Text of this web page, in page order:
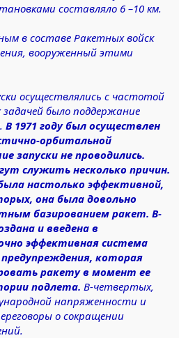
составляло 6 –10 км.
в составе Ракетных войск
вооруженный этими
осуществлялись с частотой
задачей было поддержание
В 1971 году был осуществлен
орбитальной
запуски не проводились.
служить несколько причин.
настолько эффективной,
она была довольно
базированием ракет. В-
и введена в
эффективная система
которая
ракету в момент ее
подлета. В-четвертых,
напряженности и
о сокращении